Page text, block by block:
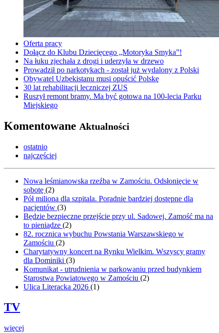
Oferta pracy
Dołącz do Klubu Dziecięcego „Motoryka Smyka”!
Na łuku zjechała z drogi i uderzyła w drzewo
Prowadził po narkotykach - został już wydalony z Polski
Obywatel Uzbekistanu musi opuścić Polskę
30 lat rehabilitacji leczniczej ZUS
Ruszył remont bramy. Ma być gotowa na 100-lecia Parku
Miejskiego
Komentowane Aktualności
ostatnio
najczęściej
Nowa leśmianowska rzeźba w Zamościu. Odsłonięcie w
sobotę (2)
Pół miliona dla szpitala. Poradnie bardziej dostępne dla
pacjentów (3)
Będzie bezpieczne przejście przy ul. Sadowej. Zamość ma na
to pieniądze (2)
82. rocznica wybuchu Powstania Warszawskiego w
Zamościu (2)
Charytatywny koncert na Rynku Wielkim. Wszyscy gramy
dla Dominiki (3)
Komunikat - utrudnienia w parkowaniu przed budynkiem
Starostwa Powiatowego w Zamościu (2)
Ulica Literacka 2026 (1)
TV
więcej